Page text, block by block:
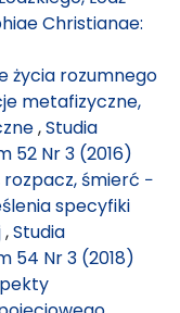
Christianae:
życia rozumnego
metafizyczne,
,Studia
52 Nr 3 (2016)
rozpacz, śmierć −
specyfiki
,Studia
54 Nr 3 (2018)